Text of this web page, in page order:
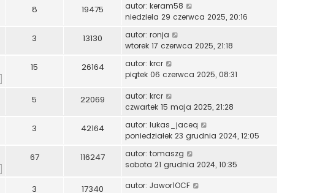
8 19475 autor: keram58
niedziela 29 czerwca 2025, 20:16
3 13130 autor: ronja
wtorek 17 czerwca 2025, 21:18
15 26164 autor: krcr
piątek 06 czerwca 2025, 08:31
5 22069 autor: krcr
czwartek 15 maja 2025, 21:28
3 42164 autor: lukas_jaceq
poniedziałek 23 grudnia 2024, 12:05
67 116247 autor: tomaszg
sobota 21 grudnia 2024, 10:35
3 17340 autor: Jawor1OCF